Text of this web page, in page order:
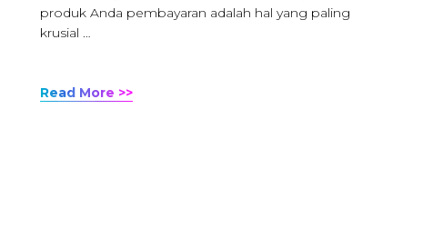
produk Anda pembayaran adalah hal yang paling
krusial …
Read More >>